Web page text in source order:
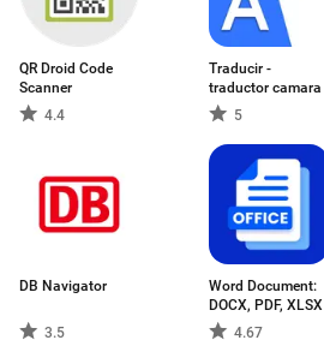
QR Droid Code
Scanner
4.4
Traducir -
traductor camara
5
DB Navigator
3.5
Word Document:
DOCX, PDF, XLSX
4.67